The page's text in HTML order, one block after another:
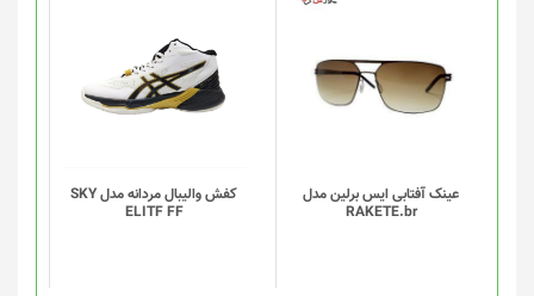
عینک آفتابی ایس برلین مدل
RAKETE.br
کفش والیبال مردانه مدل SKY
ELITF FF
دارای
انواع
مختلفی
گزینه
ها